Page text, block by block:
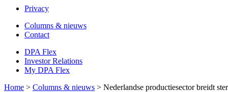
Privacy
Columns & nieuws
Contact
DPA Flex
Investor Relations
My DPA Flex
Home > Columns & nieuws > Nederlandse productiesector breidt